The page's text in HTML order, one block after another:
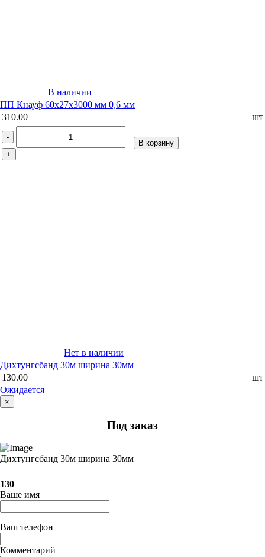
В наличии
ПП Кнауф 60х27х3000 мм 0,6 мм
310.00
шт
-
+
В корзину
Нет в наличии
Дихтунгсбанд 30м ширина 30мм
130.00
шт
Ожидается
×
Под заказ
Дихтунгсбанд 30м ширина 30мм
130
Ваше имя
Ваш телефон
Комментарий